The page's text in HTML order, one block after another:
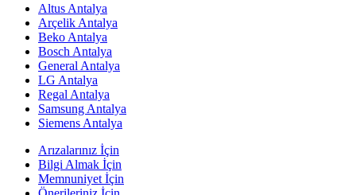
Altus Antalya
Arçelik Antalya
Beko Antalya
Bosch Antalya
General Antalya
LG Antalya
Regal Antalya
Samsung Antalya
Siemens Antalya
Arızalarınız İçin
Bilgi Almak İçin
Memnuniyet İçin